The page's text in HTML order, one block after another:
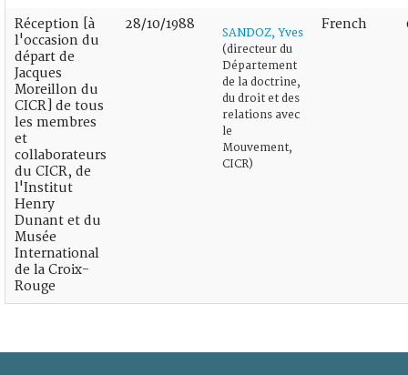
Réception [à
l'occasion du
départ de
Jacques
Moreillon du
CICR] de tous
les membres
et
collaborateurs
du CICR, de
l'Institut
Henry
Dunant et du
Musée
International
de la Croix-
Rouge
28/10/1988
SANDOZ, Yves
(directeur du
Département
de la doctrine,
du droit et des
relations avec
le
Mouvement,
CICR)
French